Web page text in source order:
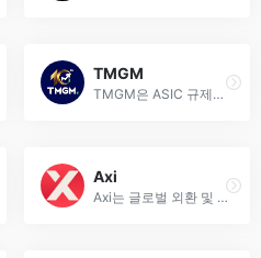
TMGM
TMGM은 ASIC 규제를 받는 CFD 및 외환 브로커로, 50개 이상 통화쌍, 0.0핍 스프레드, 1:1000 레버리지 제공합니다.
Axi
Axi는 글로벌 외환 및 CFD 브로커로, 다양한 트레이딩 도구와 경쟁력 있는 스프레드를 제공합니다.